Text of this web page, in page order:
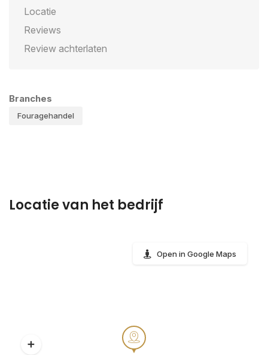
Locatie
Reviews
Review achterlaten
Branches
Fouragehandel
Locatie van het bedrijf
Open in Google Maps